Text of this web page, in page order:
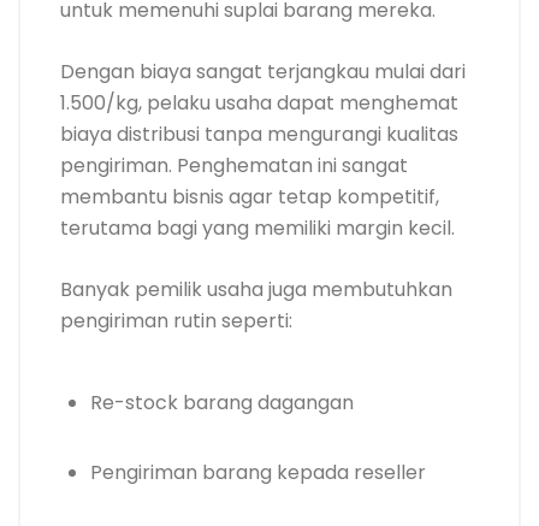
untuk memenuhi suplai barang mereka.
Dengan biaya sangat terjangkau mulai dari
1.500/kg, pelaku usaha dapat menghemat
biaya distribusi tanpa mengurangi kualitas
pengiriman. Penghematan ini sangat
membantu bisnis agar tetap kompetitif,
terutama bagi yang memiliki margin kecil.
Banyak pemilik usaha juga membutuhkan
pengiriman rutin seperti:
Re-stock barang dagangan
Pengiriman barang kepada reseller